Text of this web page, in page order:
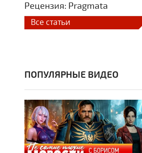
Рецензия: Pragmata
Все статьи
ПОПУЛЯРНЫЕ ВИДЕО